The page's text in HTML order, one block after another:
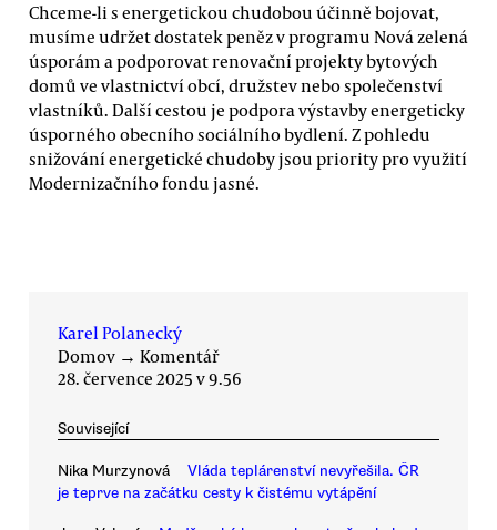
Chceme-li s energetickou chudobou účinně bojovat,
musíme udržet dostatek peněz v programu Nová zelená
úsporám a podporovat renovační projekty bytových
domů ve vlastnictví obcí, družstev nebo společenství
vlastníků. Další cestou je podpora výstavby energeticky
úsporného obecního sociálního bydlení. Z pohledu
snižování energetické chudoby jsou priority pro využití
Modernizačního fondu jasné.
Karel Polanecký
Domov → Komentář
28. července 2025 v 9.56
Související
Nika Murzynová
Vláda teplárenství nevyřešila. ČR
je teprve na začátku cesty k čistému vytápění